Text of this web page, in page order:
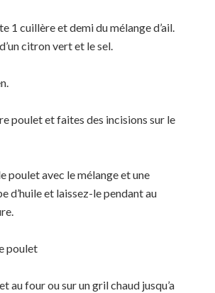
1 cuillère et demi du mélange d’ail.
citron vert et le sel.
poulet et faites des incisions sur le
poulet avec le mélange et une
d’huile et laissez-le pendant au
poulet
au four ou sur un gril chaud jusqu’a